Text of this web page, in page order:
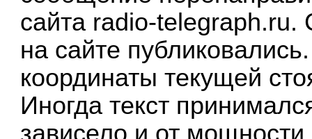
сайта radio-
на сайте
координаты текущей
Иногда текст
зависело и от